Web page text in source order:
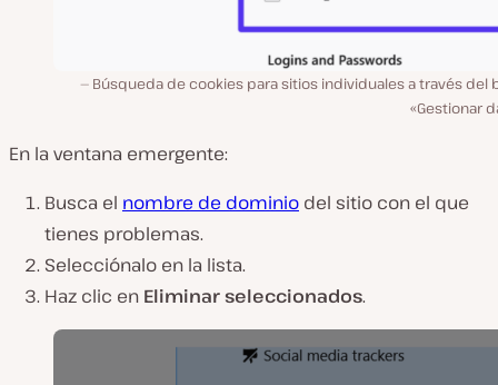
Búsqueda de cookies para sitios individuales a través del
«Gestionar
En la ventana emergente:
Busca el nombre de dominio del sitio con el que
tienes problemas.
Selecciónalo en la lista.
Haz clic en Eliminar seleccionados.